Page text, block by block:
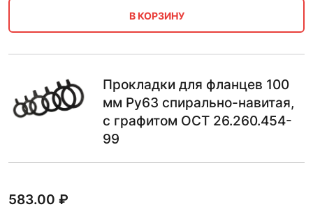
В КОРЗИНУ
Прокладки для фланцев 100
мм Ру63 спирально-навитая,
с графитом ОСТ 26.260.454-
99
583.00 ₽